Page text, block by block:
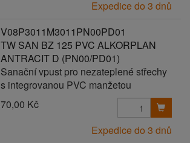
Expedice do 3 dnů
V08P3011M3011PN00PD01
TW SAN BZ 125 PVC ALKORPLAN
ANTRACIT D (PN00/PD01)
Sanační vpust pro nezateplené střechy
s integrovanou PVC manžetou
Kč
Expedice do 3 dnů